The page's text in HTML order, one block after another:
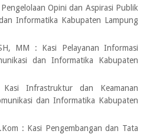
Pengelolaan Opini dan Aspirasi Publik
Informatika Kabupaten Lampung
MM
:
Kasi Pelayanan Informasi
dan Informatika Kabupaten
Kasi Infrastruktur dan Keamanan
dan Informatika Kabupaten
: Kasi Pengembangan dan Tata